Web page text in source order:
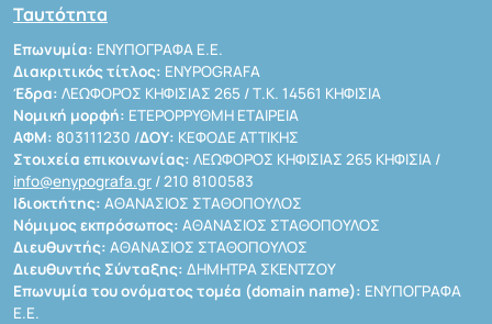
Ταυτότητα
Επωνυμία: ΕΝΥΠΟΓΡΑΦΑ Ε.Ε.
Διακριτικός τίτλος: ENYPOGRAFA
Έδρα: ΛΕΩΦΟΡΟΣ ΚΗΦΙΣΙΑΣ 265 / Τ.Κ. 14561 ΚΗΦΙΣΙΑ
Νομική μορφή: ΕΤΕΡΟΡΡΥΘΜΗ ΕΤΑΙΡΕΙΑ
ΑΦΜ: 803111230 /ΔΟΥ: ΚΕΦΟΔΕ ΑΤΤΙΚΗΣ
Στοιχεία επικοινωνίας: ΛΕΩΦΟΡΟΣ ΚΗΦΙΣΙΑΣ 265 ΚΗΦΙΣΙΑ /
info@enypografa.gr / 210 8100583
Ιδιοκτήτης: ΑΘΑΝΑΣΙΟΣ ΣΤΑΘΟΠΟΥΛΟΣ
Νόμιμος εκπρόσωπος: ΑΘΑΝΑΣΙΟΣ ΣΤΑΘΟΠΟΥΛΟΣ
Διευθυντής: ΑΘΑΝΑΣΙΟΣ ΣΤΑΘΟΠΟΥΛΟΣ
Διευθυντής Σύνταξης: ΔΗΜΗΤΡΑ ΣΚΕΝΤΖΟΥ
Επωνυμία του ονόματος τομέα (domain name): ΕΝΥΠΟΓΡΑΦΑ
Ε.Ε.